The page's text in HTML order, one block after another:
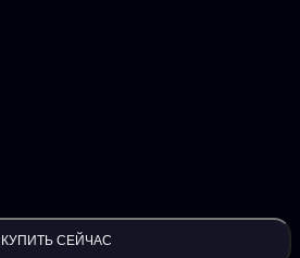
КУПИТЬ СЕЙЧАС